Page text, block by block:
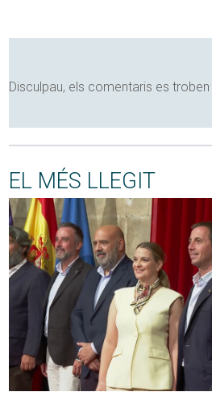
Disculpau, els comentaris es
EL MÉS LLEGIT